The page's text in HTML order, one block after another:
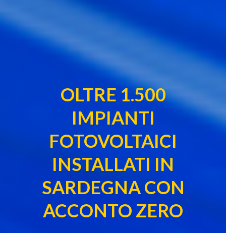
OLTRE 1.500
IMPIANTI
FOTOVOLTAICI
INSTALLATI IN
SARDEGNA CON
ACCONTO ZERO